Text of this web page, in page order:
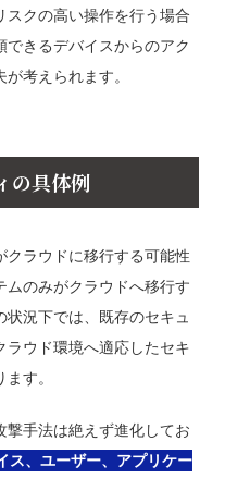
スクの高い操作を行う場合
きるデバイスからのアク
考えられます。
の具体例
クラウドに移行する可能性
ムのみがクラウドへ移行す
況下では、既存のセキュ
ラウド環境へ適応したセキ
す。
撃手法は絶えず進化してお
ス、ユーザー、アプリケー